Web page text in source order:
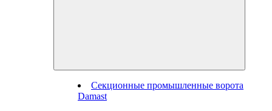
Секционные промышленные ворота
Damast